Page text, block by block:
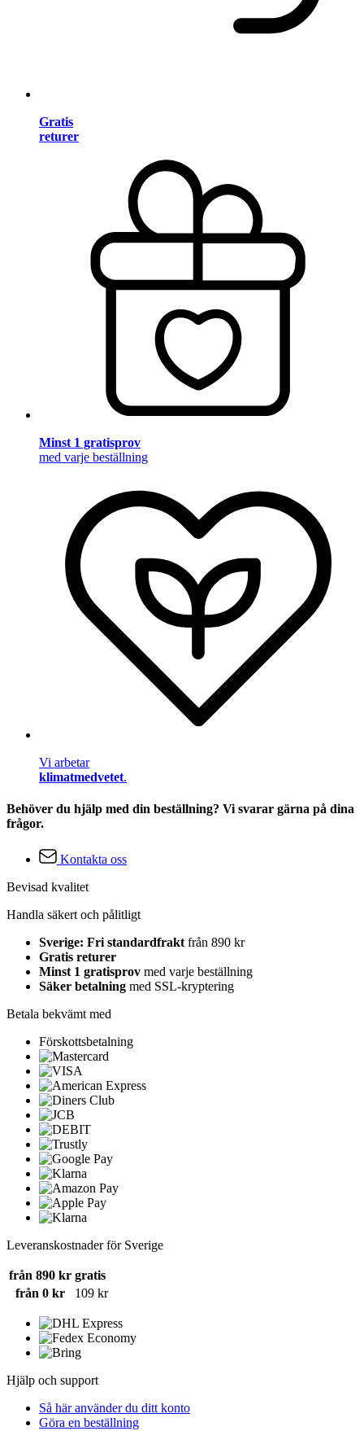
Gratis
returer
Minst 1 gratisprov
med varje beställning
Vi arbetar
klimatmedvetet.
Behöver du hjälp med din beställning? Vi svarar gärna på dina
frågor.
Kontakta oss
Bevisad kvalitet
Handla säkert och pålitligt
Sverige: Fri standardfrakt från 890 kr
Gratis returer
Minst 1 gratisprov med varje beställning
Säker betalning med SSL-kryptering
Betala bekvämt med
Förskottsbetalning
Leveranskostnader för Sverige
från 890 kr gratis
från 0 kr
109 kr
Hjälp och support
Så här använder du ditt konto
Göra en beställning